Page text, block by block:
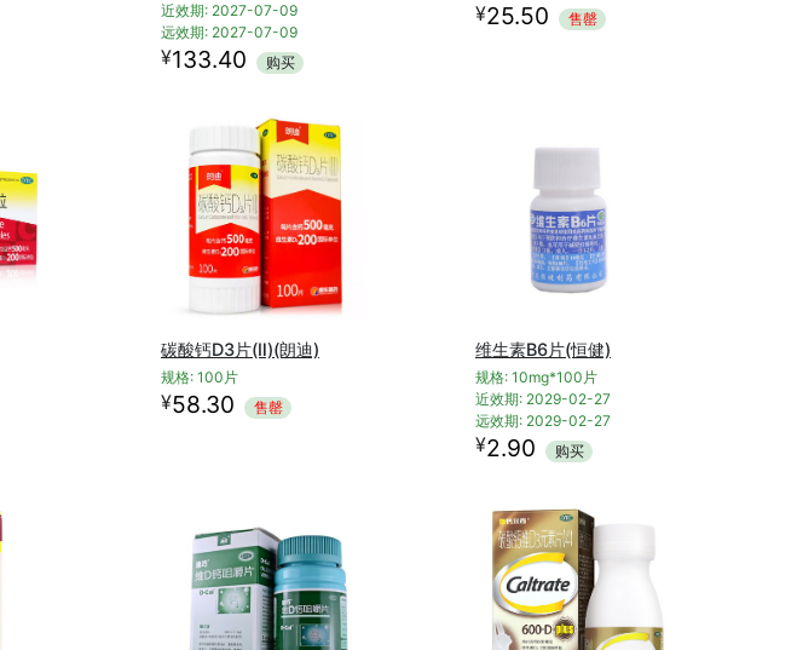
近效期: 2027-07-09
远效期: 2027-07-09
¥133.40 购买
¥25.50 售罄
碳酸钙D3片(Ⅱ)(朗迪)
规格: 100片
¥58.30 售罄
维生素B6片(恒健)
规格: 10mg*100片
近效期: 2029-02-27
远效期: 2029-02-27
¥2.90 购买